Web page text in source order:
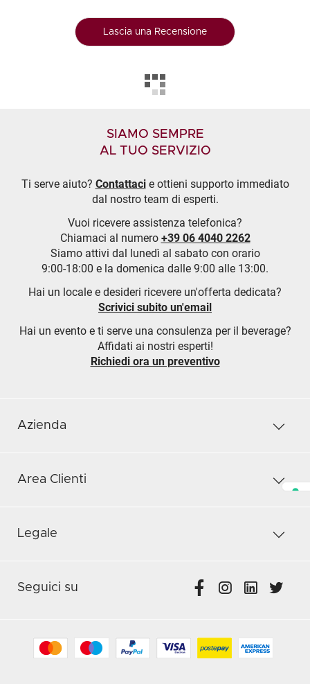
Lascia una Recensione
SIAMO SEMPRE
AL TUO SERVIZIO
Ti serve aiuto? Contattacie ottieni supporto immediato
dal nostro team di esperti.
Vuoi ricevere assistenza telefonica?
Chiamaci al numero +39 06 4040 2262
Siamo attivi dal lunedì al sabato con orario
9:00-18:00 e la domenica dalle 9:00 alle 13:00.
Hai un locale e desideri ricevere un'offerta dedicata?
Scrivici subito un'email
Hai un evento e ti serve una consulenza per il beverage?
Affidati ai nostri esperti!
Richiedi ora un preventivo
Azienda
Area Clienti
Legale
Seguici su